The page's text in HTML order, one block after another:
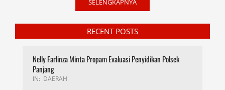
SELENGKAPNYA
RECENT POSTS
Nelly Farlinza Minta Propam Evaluasi Penyidikan Polsek
Panjang
IN: DAERAH